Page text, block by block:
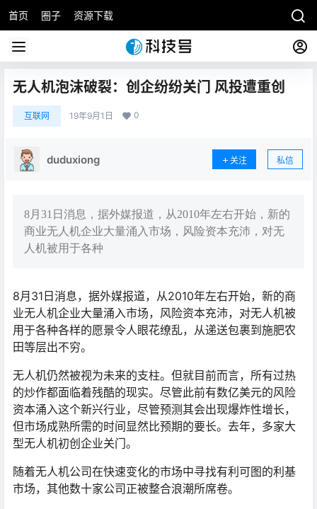
首页 圈子 资源下载
无人机泡沫破裂：创企纷纷关门 风投遭重创
互联网 19年9月1日 0
duduxiong 关注 私信
8月31日消息，据外媒报道，从2010年左右开始，新的
商业无人机企业大量涌入市场，风险资本充沛，对无
人机被用于各种
8月31日消息，据外媒报道，从2010年左右开始，新的商
业无人机企业大量涌入市场，风险资本充沛，对无人机被
用于各种各样的愿景令人眼花缭乱，从递送包裹到施肥农
田等层出不穷。
无人机仍然被视为未来的支柱。但就目前而言，所有过热
的炒作都面临着残酷的现实。尽管此前有数亿美元的风险
资本涌入这个新兴行业，尽管预测其会出现爆炸性增长，
但市场成熟所需的时间显然比预期的要长。去年，多家大
型无人机初创企业关门。
随着无人机公司在快速变化的市场中寻找有利可图的利基
市场，其他数十家公司正被整合浪潮所席卷。